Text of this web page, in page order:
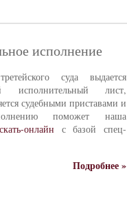
исполнение
суда выдается
исполнительный лист,
судебными приставами и
поможет наша
онлайн с базой спец-
Подробнее »